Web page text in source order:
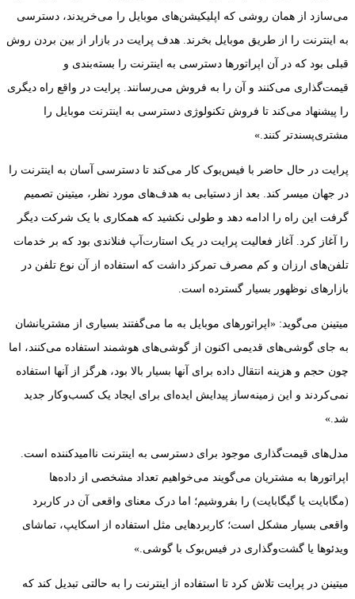
می‌سازد از همان روشی که اپلیکیشن‌های موبایل را می‌خریدند، دسترسی
به اینترنت را از طریق موبایل بخرند. هدف پرایت در بازار از بین بردن روش
قبلی بود که در آن اپراتورها دسترسی به اینترنت را بسته‌بندی و
قیمت‌گذاری می‌کنند و آن را به فروش می‌رسانند. ‌پرایت در واقع راه دیگری
را پیشنهاد می‌کند تا فروش تکنولوژی دسترسی به اینترنت موبایل را
مشتری‌پسندتر کنند.»
پرایت در حال حاضر با فیس‌بوک کار می‌کند تا دسترسی آسان به اینترنت را
در جهان میسر کند. بعد از دستیابی به هدف‌های مورد نظر، میتینن تصمیم
گرفت این راه را ادامه دهد و طولی نکشید که همکاری با یک شرکت دیگر
را آغاز کرد. آغاز فعالیت پرایت در یک استارت‌آپ فنلاندی بود که بر خدمات
تلفن‌های ارزان و کم مصرف تمرکز داشت که استفاده از آن نوع تلفن در
بازار‌های نوظهور بسیار گسترده است.
میتینن می‌گوید: «اپراتورهای موبایل به ما می‌گفتند بسیاری از مشتریانشان
به جای گوشی‌های قدیمی اکنون از گوشی‌های هوشمند استفاده می‌کنند، اما
چون حجم و هزینه انتقال داده برای آنها بسیار بالا بود، هرگز از آنها استفاده
نمی‌کردند و این زمینه‌ساز پیدایش ایده‌ای برای ایجاد یک کسب‌وکار جدید
شد.»
مدل‌های قیمت‌گذاری موجود برای دسترسی به اینترنت ناامید‌کننده است.
اپراتور‌ها به مشتریان می‌گویند می‌خواهیم تعداد مشخصی از داده‌ها
(مگابایت یا گیگابایت) را بفروشیم؛ اما درک معنای واقعی آن در کاربرد
واقعی بسیار مشکل است؛ کاربردهایی مثل استفاده از اسکایپ، تماشای
ویدئوها یا گشت‌وگذاری در فیس‌بوک با گوشی.»
میتینن در پرایت تلاش کرد تا استفاده از اینترنت را به حالتی تبدیل کند که